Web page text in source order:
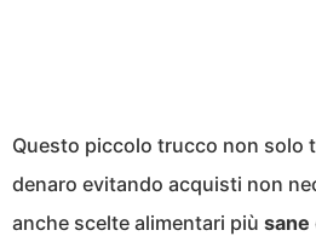
Questo piccolo trucco non solo
denaro evitando acquisti non
anche scelte alimentari più sane